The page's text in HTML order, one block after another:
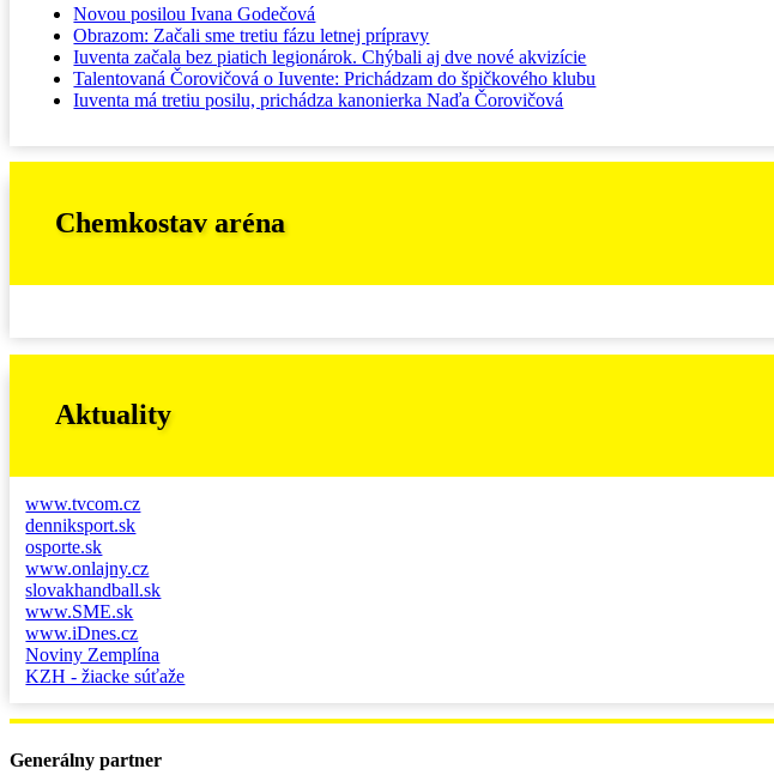
Novou posilou Ivana Godečová
Obrazom: Začali sme tretiu fázu letnej prípravy
Iuventa začala bez piatich legionárok. Chýbali aj dve nové akvizície
Talentovaná Čorovičová o Iuvente: Prichádzam do špičkového klubu
Iuventa má tretiu posilu, prichádza kanonierka Naďa Čorovičová
Chemkostav aréna
Aktuality
www.tvcom.cz
denniksport.sk
osporte.sk
www.onlajny.cz
slovakhandball.sk
www.SME.sk
www.iDnes.cz
Noviny Zemplína
KZH - žiacke súťaže
Generálny partner